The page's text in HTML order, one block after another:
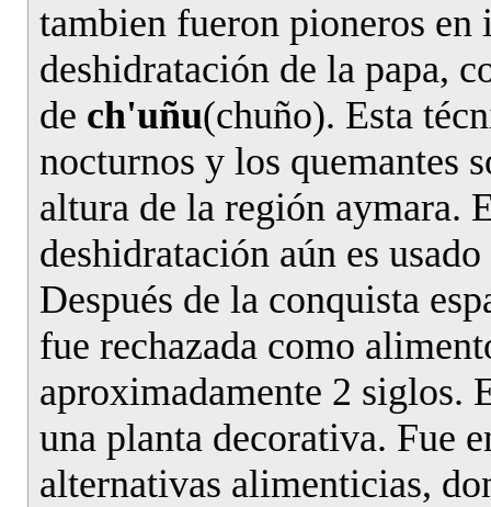
tambien fueron pioneros en
deshidratación de la papa,
de ch'uñu(chuño). Esta
nocturnos y los quemantes
altura de la región aymara.
deshidratación aún es
Después de la conquista
fue rechazada como
aproximadamente 2 siglos.
una planta decorativa. Fue
alternativas alimenticias,